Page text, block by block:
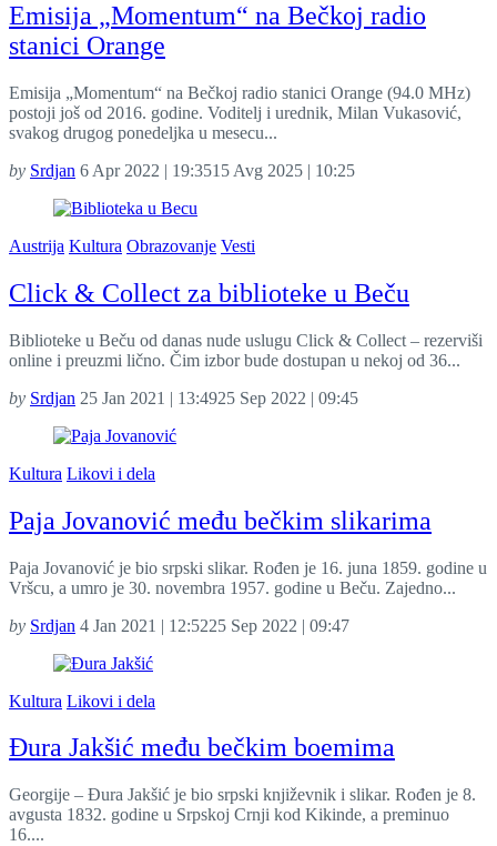
Emisija „Momentum“ na Bečkoj radio
stanici Orange
Emisija „Momentum“ na Bečkoj radio stanici Orange (94.0 MHz)
postoji još od 2016. godine. Voditelj i urednik, Milan Vukasović,
svakog drugog ponedeljka u mesecu...
by Srdjan 6 Apr 2022 | 19:3515 Avg 2025 | 10:25
Austrija Kultura Obrazovanje Vesti
Click & Collect za biblioteke u Beču
Biblioteke u Beču od danas nude uslugu Click & Collect – rezerviši
online i preuzmi lično. Čim izbor bude dostupan u nekoj od 36...
by Srdjan 25 Jan 2021 | 13:4925 Sep 2022 | 09:45
Kultura Likovi i dela
Paja Jovanović među bečkim slikarima
Paja Jovanović je bio srpski slikar. Rođen je 16. juna 1859. godine u
Vršcu, a umro je 30. novembra 1957. godine u Beču. Zajedno...
by Srdjan 4 Jan 2021 | 12:5225 Sep 2022 | 09:47
Kultura Likovi i dela
Đura Jakšić među bečkim boemima
Georgije – Đura Jakšić je bio srpski književnik i slikar. Rođen je 8.
avgusta 1832. godine u Srpskoj Crnji kod Kikinde, a preminuo
16....